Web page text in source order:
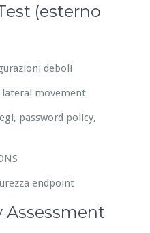
(esterno
deboli
movement
password policy,
endpoint
Assessment